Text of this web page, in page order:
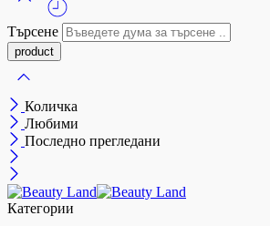
Търсене
Количка
Любими
Последно прегледани
Категории